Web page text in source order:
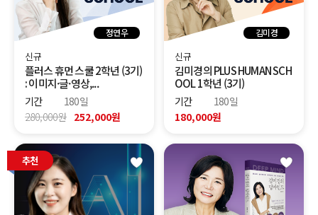
정연우
신규
플러스 휴먼 스쿨 2학년 (3기)
: 이미지·글·영상,...
기간
180일
280,000원 252,000원
김미경
신규
김미경의 PLUS HUMAN SCH
OOL 1학년 (3기)
기간
180일
180,000원
추천